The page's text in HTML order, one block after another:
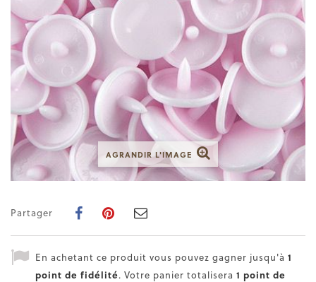
AGRANDIR L'IMAGE
Partager
En achetant ce produit vous pouvez gagner jusqu'à 1
point de fidélité. Votre panier totalisera 1 point de